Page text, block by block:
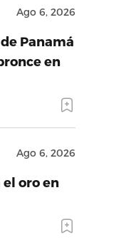
Ago 6, 2026
Panamá
en
Ago 6, 2026
el oro en